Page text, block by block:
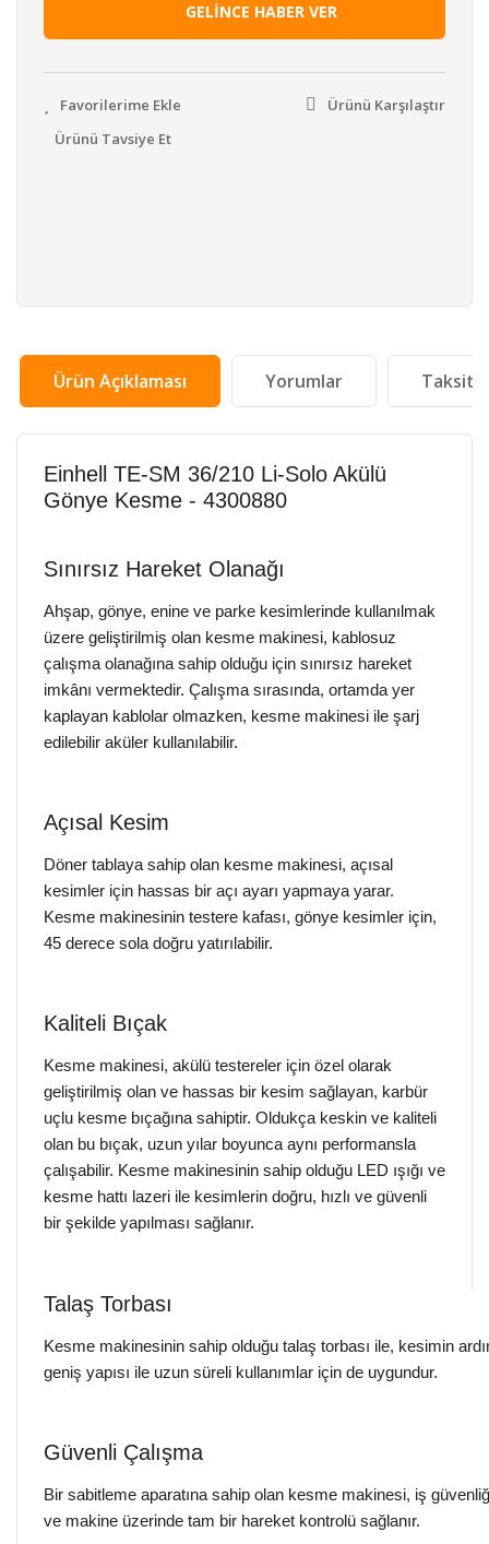
GELİNCE HABER VER
Ürünü Karşılaştır
Ürünü Tavsiye Et
Ürün Açıklaması Yorumlar Taksit
Einhell TE-SM 36/210 Li-Solo Akülü
Gönye Kesme - 4300880
Sınırsız Hareket Olanağı
Ahşap, gönye, enine ve parke kesimlerinde kullanılmak
üzere geliştirilmiş olan kesme makinesi, kablosuz
çalışma olanağına sahip olduğu için sınırsız hareket
imkânı vermektedir. Çalışma sırasında, ortamda yer
kaplayan kablolar olmazken, kesme makinesi ile şarj
edilebilir aküler kullanılabilir.
Açısal Kesim
Döner tablaya sahip olan kesme makinesi, açısal
kesimler için hassas bir açı ayarı yapmaya yarar.
Kesme makinesinin testere kafası, gönye kesimler için,
45 derece sola doğru yatırılabilir.
Kaliteli Bıçak
Kesme makinesi, akülü testereler için özel olarak
geliştirilmiş olan ve hassas bir kesim sağlayan, karbür
uçlu kesme bıçağına sahiptir. Oldukça keskin ve kaliteli
olan bu bıçak, uzun yılar boyunca aynı performansla
çalışabilir. Kesme makinesinin sahip olduğu LED ışığı ve
kesme hattı lazeri ile kesimlerin doğru, hızlı ve güvenli
bir şekilde yapılması sağlanır.
Talaş Torbası
Kesme makinesinin sahip olduğu talaş torbası ile, kesimin
geniş yapısı ile uzun süreli kullanımlar için de uygundur.
Güvenli Çalışma
Bir sabitleme aparatına sahip olan kesme makinesi, iş
ve makine üzerinde tam bir hareket kontrolü sağlanır.